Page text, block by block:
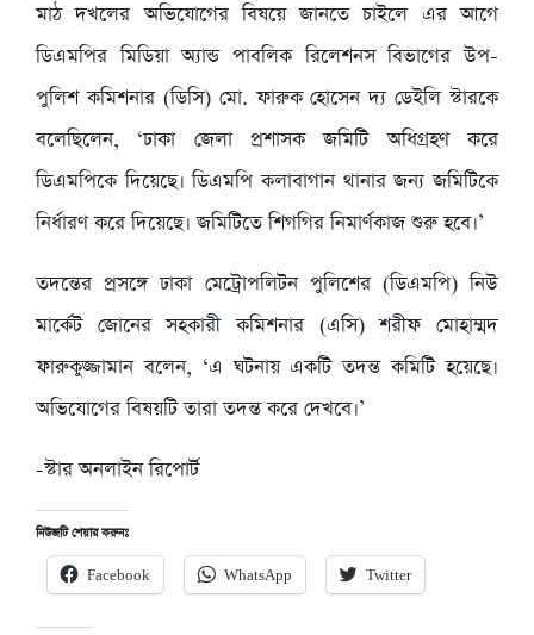
মাঠ দখলের অভিযোগের বিষয়ে জানতে চাইলে এর আগে
ডিএমপির মিডিয়া অ্যান্ড পাবলিক রিলেশনস বিভাগের উপ-
পুলিশ কমিশনার (ডিসি) মো. ফারুক হোসেন দ্য ডেইলি স্টারকে
বলেছিলেন, ‘ঢাকা জেলা প্রশাসক জমিটি অধিগ্রহণ করে
ডিএমপিকে দিয়েছে। ডিএমপি কলাবাগান থানার জন্য জমিটিকে
নির্ধারণ করে দিয়েছে। জমিটিতে শিগগির নিমার্ণকাজ শুরু হবে।’
তদন্তের প্রসঙ্গে ঢাকা মেট্রোপলিটন পুলিশের (ডিএমপি) নিউ
মার্কেট জোনের সহকারী কমিশনার (এসি) শরীফ মোহাম্মদ
ফারুকুজ্জামান বলেন, ‘এ ঘটনায় একটি তদন্ত কমিটি হয়েছে।
অভিযোগের বিষয়টি তারা তদন্ত করে দেখবে।’
-স্টার অনলাইন রিপোর্ট
নিউজটি শেয়ার করুনঃ
Facebook WhatsApp Twitter